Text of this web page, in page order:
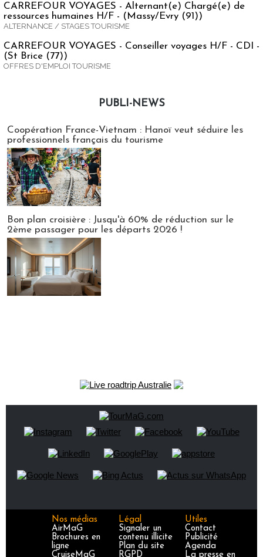
CARREFOUR VOYAGES - Alternant(e) Chargé(e) de
ressources humaines H/F - (Massy/Evry (91))
ALTERNANCE / STAGES TOURISME
CARREFOUR VOYAGES - Conseiller voyages H/F - CDI -
(St Brice (77))
OFFRES D'EMPLOI TOURISME
PUBLI-NEWS
Coopération France-Vietnam : Hanoï veut séduire les
professionnels français du tourisme
Bon plan croisière : Jusqu'à 60% de réduction sur le
2ème passager pour les départs 2026 !
Nos médias
AirMaG
Brochures en
ligne
CruiseMaG
Légal
Signaler un
contenu illicite
Plan du site
RGPD
Utiles
Contact
Publicité
Agenda
La presse en